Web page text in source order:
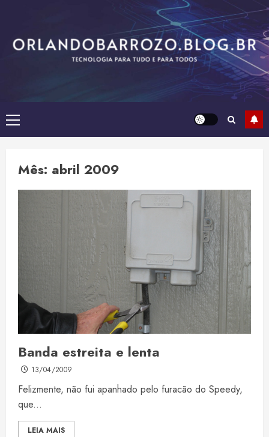
content
Primary
Menu
Mês: abril 2009
Banda estreita e lenta
13/04/2009
Felizmente, não fui apanhado pelo furacão do Speedy,
que...
LEIA MAIS